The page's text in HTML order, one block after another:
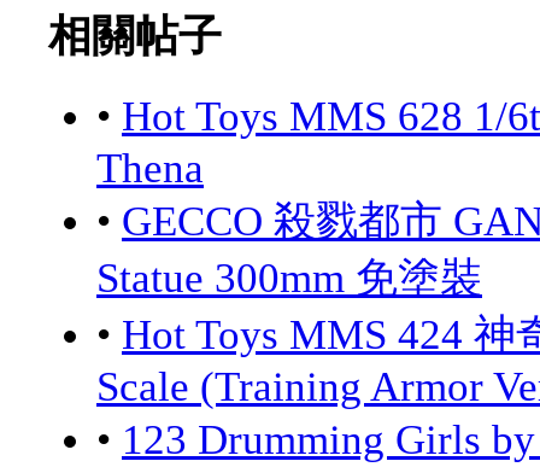
相關帖子
• Hot Toys MMS 628 1/
Thena
• GECCO 殺戮都市
Statue 300mm 免塗裝
• Hot Toys MMS 424 神
Scale (Training Armor
• 123 Drumming Girls